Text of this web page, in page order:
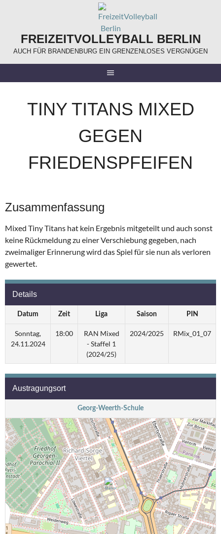
FREIZEITVOLLEYBALL BERLIN
AUCH FÜR BRANDENBURG EIN GRENZENLOSES VERGNÜGEN
TINY TITANS MIXED
GEGEN
FRIEDENSPFEIFEN
Zusammenfassung
Mixed Tiny Titans hat kein Ergebnis mitgeteilt und auch sonst
keine Rückmeldung zu einer Verschiebung gegeben, nach
zweimaliger Erinnerung wird das Spiel für sie nun als verloren
gewertet.
Details
Datum Zeit Liga Saison PIN
Sonntag,
24.11.2024
18:00
RAN Mixed
- Staffel 1
(2024/25)
2024/2025 RMix_01_07
Austragungsort
Georg-Weerth-Schule